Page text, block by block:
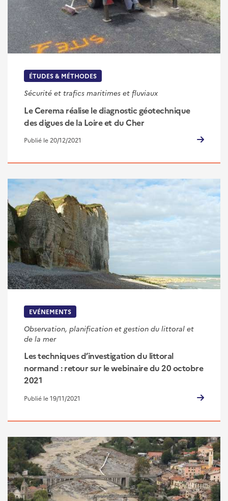
ÉTUDES & MÉTHODES
Sécurité et trafics maritimes et fluviaux
Le Cerema réalise le diagnostic géotechnique
des digues de la Loire et du Cher
Publié le 20/12/2021
EVÉNEMENTS
Observation, planification et gestion du littoral et
de la mer
Les techniques d’investigation du littoral
normand : retour sur le webinaire du 20 octobre
2021
Publié le 19/11/2021